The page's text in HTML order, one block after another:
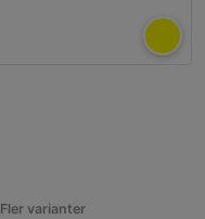
Fler varianter